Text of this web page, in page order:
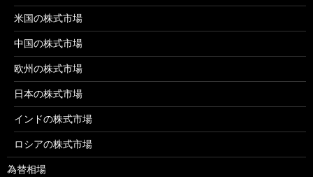
米国の株式市場
中国の株式市場
欧州の株式市場
日本の株式市場
インドの株式市場
ロシアの株式市場
為替相場